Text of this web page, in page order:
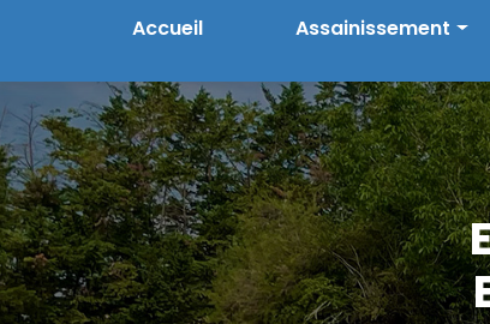
Accueil
Assainissement
Prestations en
Phytoépuration
Réalisations